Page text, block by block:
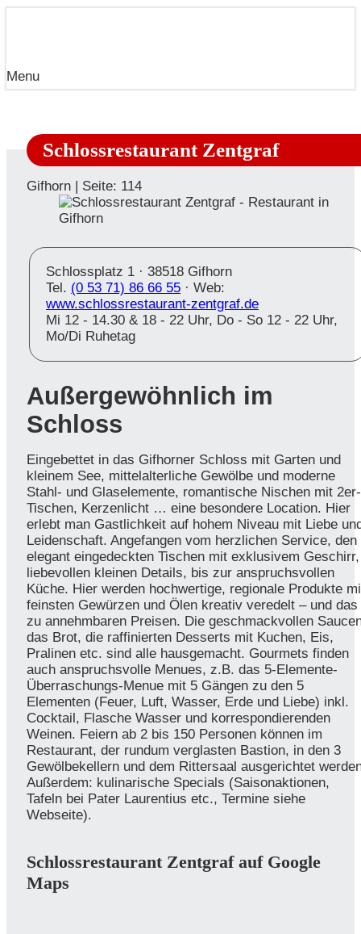
Menu
Schlossrestaurant Zentgraf
Gifhorn | Seite: 114
Schlossplatz 1 · 38518 Gifhorn
Tel. (0 53 71) 86 66 55 · Web:
www.schlossrestaurant-zentgraf.de
Mi 12 - 14.30 & 18 - 22 Uhr, Do - So 12 - 22 Uhr,
Mo/Di Ruhetag
Außergewöhnlich im
Schloss
Eingebettet in das Gifhorner Schloss mit Garten und
kleinem See, mittelalterliche Gewölbe und moderne
Stahl- und Glaselemente, romantische Nischen mit 2er-
Tischen, Kerzenlicht … eine besondere Location. Hier
erlebt man Gastlichkeit auf hohem Niveau mit Liebe
Leidenschaft. Angefangen vom herzlichen Service, den
elegant eingedeckten Tischen mit exklusivem Geschirr,
liebevollen kleinen Details, bis zur anspruchsvollen
Küche. Hier werden hochwertige, regionale Produkte
feinsten Gewürzen und Ölen kreativ veredelt – und das
zu annehmbaren Preisen. Die geschmackvollen
das Brot, die raffinierten Desserts mit Kuchen, Eis,
Pralinen etc. sind alle hausgemacht. Gourmets finden
auch anspruchsvolle Menues, z.B. das 5-Elemente-
Überraschungs-Menue mit 5 Gängen zu den 5
Elementen (Feuer, Luft, Wasser, Erde und Liebe) inkl.
Cocktail, Flasche Wasser und korrespondierenden
Weinen. Feiern ab 2 bis 150 Personen können im
Restaurant, der rundum verglasten Bastion, in den 3
Gewölbekellern und dem Rittersaal ausgerichtet
Außerdem: kulinarische Specials (Saisonaktionen,
Tafeln bei Pater Laurentius etc., Termine siehe
Webseite).
Schlossrestaurant Zentgraf auf Google
Maps